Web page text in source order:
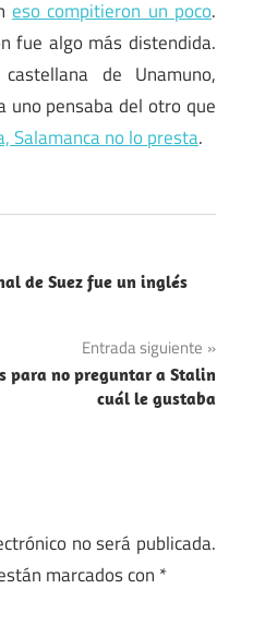
eso compitieron un poco.
fue algo más distendida.
de Unamuno,
uno pensaba del otro que
Salamanca no lo presta.
de Suez fue un inglés
Entrada siguiente
para no preguntar a Stalin
cuál le gustaba
no será publicada.
marcados con *